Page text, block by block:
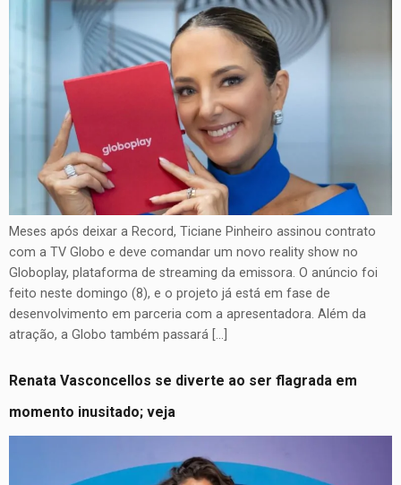
Meses após deixar a Record, Ticiane Pinheiro assinou contrato
com a TV Globo e deve comandar um novo reality show no
Globoplay, plataforma de streaming da emissora. O anúncio foi
feito neste domingo (8), e o projeto já está em fase de
desenvolvimento em parceria com a apresentadora. Além da
atração, a Globo também passará […]
Renata Vasconcellos se diverte ao ser flagrada em
momento inusitado; veja